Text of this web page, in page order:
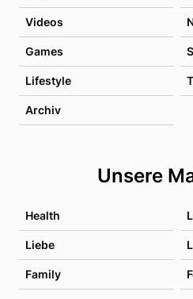
Videos
Games
Lifestyle
Archiv
Unsere
Health
Liebe
Family